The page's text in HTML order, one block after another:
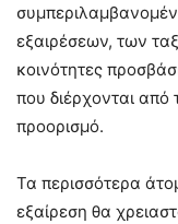
εξαιρέσεων, των
κοινότητες
που διέρχονται
προορισμό.
Τα περισσότερα
εξαίρεση θα